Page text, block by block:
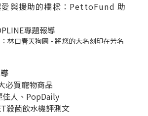
愛與援助的橋樑：PettoFund 助
專題報導
林口春天狗園 - 將您的大名刻印在芳名
必買寵物商品
人、 PopDaily
殺菌飲水機評測文